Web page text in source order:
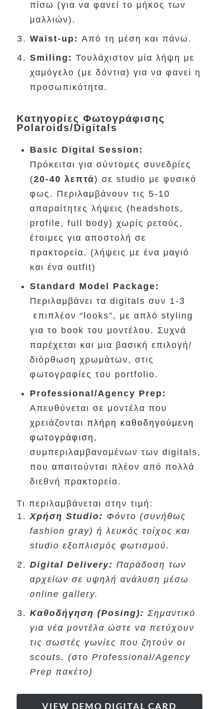
πίσω (για να φανεί το μήκος των
μαλλιών).
Waist-up: Από τη μέση και πάνω.
Smiling: Τουλάχιστον μία λήψη με
χαμόγελο (με δόντια) για να φανεί η
προσωπικότητα.
Κατηγορίες Φωτογράφισης
Polaroids/Digitals
Basic Digital Session:
Πρόκειται για σύντομες συνεδρίες
(20-40 λεπτά) σε studio με φυσικό
φως. Περιλαμβάνουν τις 5-10
απαραίτητες λήψεις (headshots,
profile, full body) χωρίς ρετούς,
έτοιμες για αποστολή σε
πρακτορεία. (λήψεις με ένα μαγιό
και ένα outfit)
Standard Model Package:
Περιλαμβάνει τα digitals συν 1-3
επιπλέον “looks”, με απλό styling
για το book του μοντέλου. Συχνά
παρέχεται και μια βασική επιλογή/
διόρθωση χρωμάτων, στις
φωτογραφίες του portfolio.
Professional/Agency Prep:
Απευθύνεται σε μοντέλα που
χρειάζονται πλήρη καθοδηγούμενη
φωτογράφιση ,
συμπεριλαμβανομένων των digitals,
που απαιτούνται πλέον από πολλά
διεθνή πρακτορεία.
Τι περιλαμβάνεται στην τιμή:
Χρήση Studio: Φόντο (συνήθως
fashion gray) ή λευκός τοίχος και
studio εξοπλισμός φωτισμού.
Digital Delivery: Παράδοση των
αρχείων σε υψηλή ανάλυση μέσω
online gallery.
Καθοδήγηση (Posing): Σημαντικό
για νέα μοντέλα ώστε να πετύχουν
τις σωστές γωνίες που ζητούν οι
scouts. (στο Professional/Agency
Prep πακέτο)
VIEW DEMO DIGITAL CARD